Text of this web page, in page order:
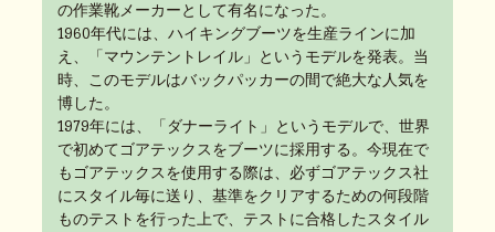
の作業靴メーカーとして有名になった。
1960年代には、ハイキングブーツを生産ラインに加
え、「マウンテントレイル」というモデルを発表。当
時、このモデルはバックパッカーの間で絶大な人気を
博した。
1979年には、「ダナーライト」というモデルで、世界
で初めてゴアテックスをブーツに採用する。今現在で
もゴアテックスを使用する際は、必ずゴアテックス社
にスタイル毎に送り、基準をクリアするための何段階
ものテストを行った上で、テストに合格したスタイル